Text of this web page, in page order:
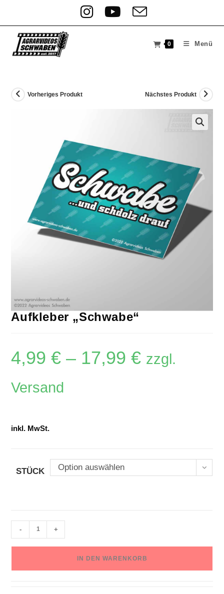
0 Menü
Vorheriges Produkt Nächstes Produkt
Aufkleber „Schwabe“
4,99€ – 17,99€ zzgl.
Versand
inkl. MwSt.
STÜCK Option auswählen
- +
IN DEN WARENKORB